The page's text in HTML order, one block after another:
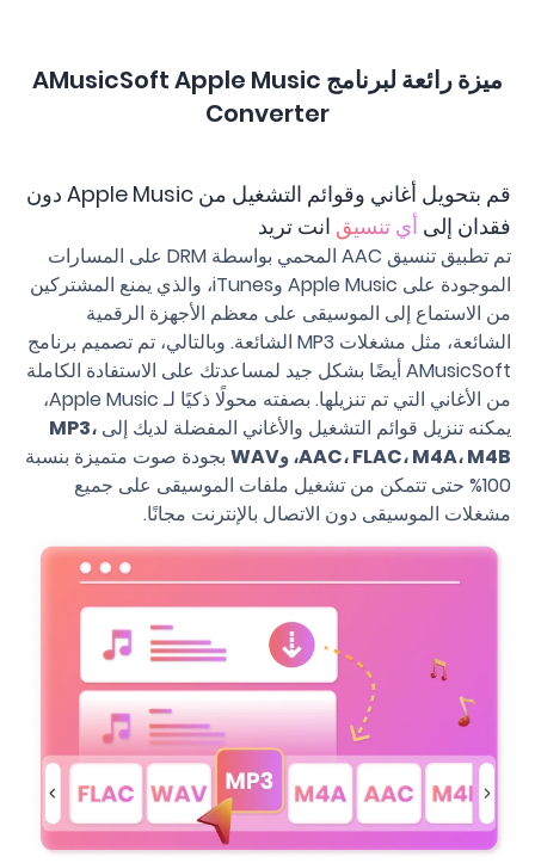
ميزة رائعة لبرنامج AMusicSoft Apple Music
Converter
قم بتحويل أغاني وقوائم التشغيل من Apple Music دون
فقدان إلى أي تنسيق انت تريد
تم تطبيق تنسيق AAC المحمي بواسطة DRM على المسارات
الموجودة على Apple Music وiTunes، والذي يمنع المشتركين
من الاستماع إلى الموسيقى على معظم الأجهزة الرقمية
الشائعة، مثل مشغلات MP3 الشائعة. وبالتالي، تم تصميم برنامج
AMusicSoft أيضًا بشكل جيد لمساعدتك على الاستفادة الكاملة
من الأغاني التي تم تنزيلها. بصفته محولًا ذكيًا لـ Apple Music،
يمكنه تنزيل قوائم التشغيل والأغاني المفضلة لديك إلى MP3،
AAC، FLAC، M4A، M4B، وWAV
بجودة صوت متميزة بنسبة
100% حتى تتمكن من تشغيل ملفات الموسيقى على جميع
مشغلات الموسيقى دون الاتصال بالإنترنت مجانًا.